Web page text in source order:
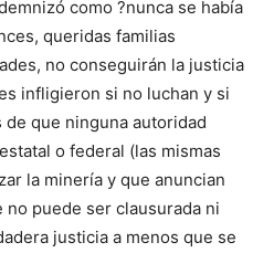
como ?nunca se había
queridas familias
no conseguirán la justicia
infligieron si no luchan y si
que ninguna autoridad
o federal (las mismas
la minería y que anuncian
puede ser clausurada ni
justicia a menos que se